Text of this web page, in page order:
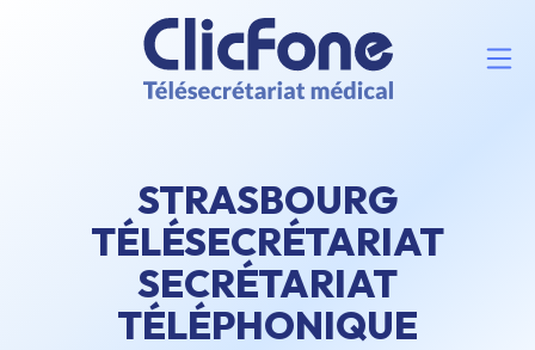
STRASBOURG
TÉLÉSECRÉTARIAT
SECRÉTARIAT
TÉLÉPHONIQUE